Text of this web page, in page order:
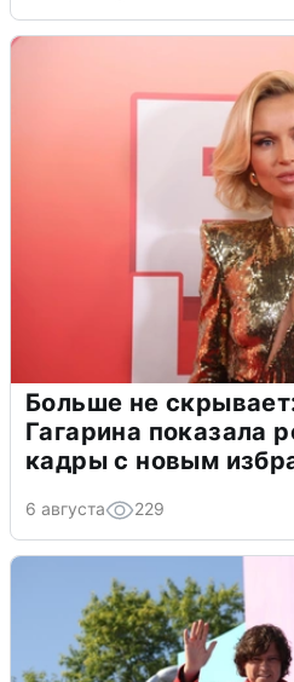
Больше не
Гагарина показала
кадры с новым
6 августа 229